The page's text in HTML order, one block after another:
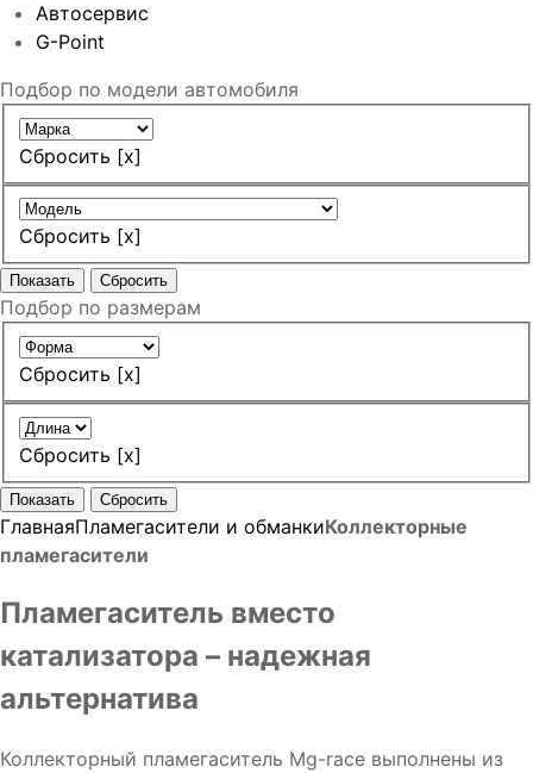
Автосервис
G-Point
Подбор по модели автомобиля
Сбросить [х]
Сбросить [х]
Подбор по размерам
Сбросить [х]
Сбросить [х]
ГлавнаяПламегасители и обманкиКоллекторные
пламегасители
Пламегаситель вместо
катализатора – надежная
альтернатива
Коллекторный пламегаситель Mg-race выполнены из